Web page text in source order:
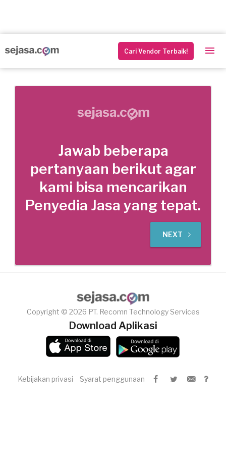
Cari Vendor Terbaik!
Jawab beberapa
pertanyaan berikut agar
kami bisa mencarikan
Penyedia Jasa yang tepat.
NEXT
Copyright © 2026 PT. Recomn Technology Services
Download Aplikasi
Kebijakan privasi Syarat penggunaan